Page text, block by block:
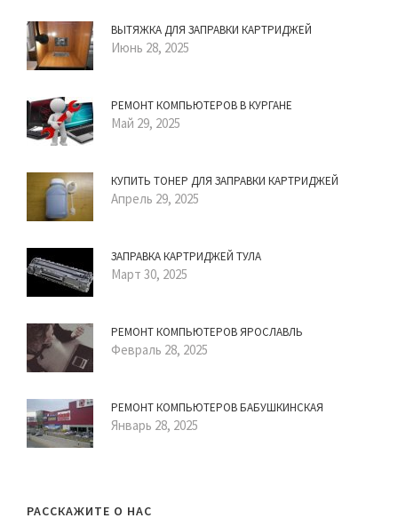
ВЫТЯЖКА ДЛЯ ЗАПРАВКИ КАРТРИДЖЕЙ
Июнь 28, 2025
РЕМОНТ КОМПЬЮТЕРОВ В КУРГАНЕ
Май 29, 2025
КУПИТЬ ТОНЕР ДЛЯ ЗАПРАВКИ КАРТРИДЖЕЙ
Апрель 29, 2025
ЗАПРАВКА КАРТРИДЖЕЙ ТУЛА
Март 30, 2025
РЕМОНТ КОМПЬЮТЕРОВ ЯРОСЛАВЛЬ
Февраль 28, 2025
РЕМОНТ КОМПЬЮТЕРОВ БАБУШКИНСКАЯ
Январь 28, 2025
РАССКАЖИТЕ О НАС